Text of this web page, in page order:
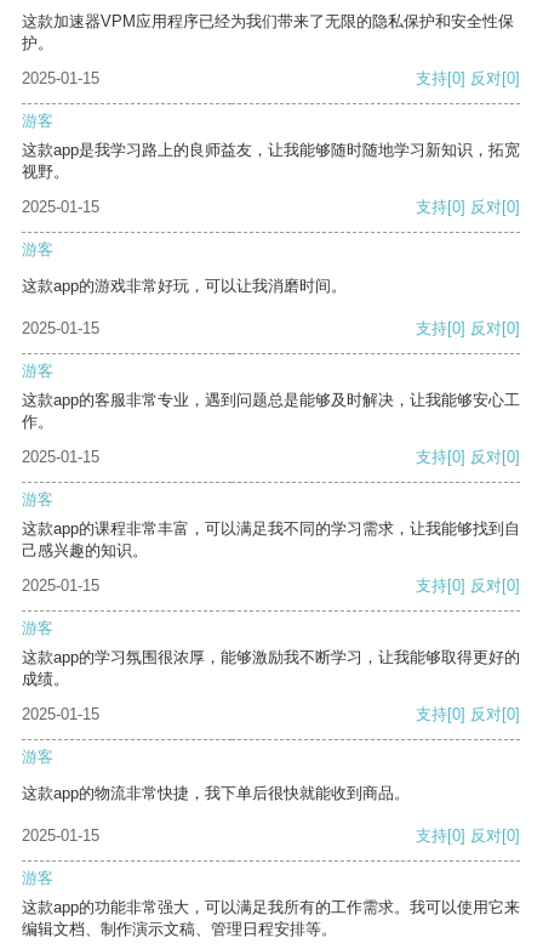
这款加速器VPM应用程序已经为我们带来了无限的隐私保护和安全性保
护。
2025-01-15
支持[0] 反对[0]
游客
这款app是我学习路上的良师益友，让我能够随时随地学习新知识，拓宽
视野。
2025-01-15
支持[0] 反对[0]
游客
这款app的游戏非常好玩，可以让我消磨时间。
2025-01-15 支持[0] 反对[0]
游客
这款app的客服非常专业，遇到问题总是能够及时解决，让我能够安心工
作。
2025-01-15
支持[0] 反对[0]
游客
这款app的课程非常丰富，可以满足我不同的学习需求，让我能够找到自
己感兴趣的知识。
2025-01-15
支持[0] 反对[0]
游客
这款app的学习氛围很浓厚，能够激励我不断学习，让我能够取得更好的
成绩。
2025-01-15
支持[0] 反对[0]
游客
这款app的物流非常快捷，我下单后很快就能收到商品。
2025-01-15 支持[0] 反对[0]
游客
这款app的功能非常强大，可以满足我所有的工作需求。我可以使用它来
编辑文档、制作演示文稿、管理日程安排等。